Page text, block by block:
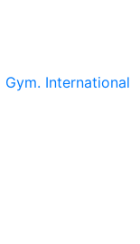
Gym. International